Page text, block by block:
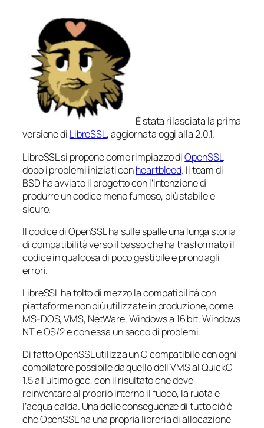
È stata rilasciata la prima
versione di LibreSSL, aggiornata oggi alla 2.0.1.
LibreSSL si propone come rimpiazzo diOpenSSL
dopo i problemi iniziati conheartbleed. Il team di
BSD ha avviato il progetto con l’intenzione di
produrre un codice meno fumoso, più stabile e
sicuro.
Il codice di OpenSSL ha sulle spalle una lunga storia
di compatibilità verso il basso che ha trasformato il
codice in qualcosa di poco gestibile e prono agli
errori.
LibreSSL ha tolto di mezzo la compatibilità con
piattaforme non più utilizzate in produzione, come
MS-DOS, VMS, NetWare, Windows a 16 bit, Windows
NT e OS/2 e con essa un sacco di problemi.
Di fatto OpenSSL utilizza un C compatibile con ogni
compilatore possibile da quello dell VMS al QuickC
1.5 all’ultimo gcc, con il risultato che deve
reinventare al proprio interno il fuoco, la ruota e
l’acqua calda. Una delle conseguenze di tutto ciò è
che OpenSSL ha una propria libreria di allocazione